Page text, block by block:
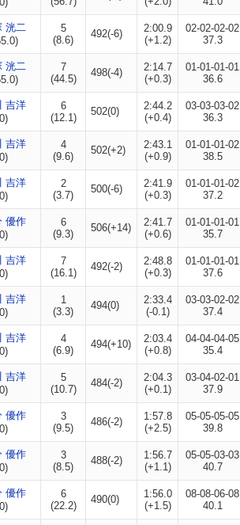
洸二
5
(8.6)
492(-6)
2:00.9
(+1.2)
02-02-02-02
37.3
洸二
7
(44.5)
498(-4)
2:14.7
(+0.3)
01-01-01-01
36.6
吉洋
6
(12.1)
502(0)
2:44.2
(+0.4)
03-03-03-02
36.3
吉洋
4
(9.6)
502(+2)
2:43.1
(+0.9)
01-01-01-02
38.5
吉洋
2
(3.7)
500(-6)
2:41.9
(+0.3)
01-01-01-02
37.2
優作
6
(9.3)
506(+14)
2:41.7
(+0.6)
01-01-01-01
35.7
吉洋
7
(16.1)
492(-2)
2:48.8
(+0.3)
01-01-01-01
37.6
吉洋
1
(3.3)
494(0)
2:33.4
(-0.1)
03-03-02-02
37.4
吉洋
4
(6.9)
494(+10)
2:03.4
(+0.8)
04-04-04-05
35.4
吉洋
5
(10.7)
484(-2)
2:04.3
(+0.1)
03-04-02-01
37.9
優作
3
(9.5)
486(-2)
1:57.8
(+2.5)
05-05-05-05
39.8
優作
3
(8.5)
488(-2)
1:56.7
(+1.1)
05-05-03-03
40.7
優作
6
(22.2)
490(0)
1:56.0
(+1.5)
08-08-06-08
40.1